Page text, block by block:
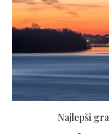
Najlepši